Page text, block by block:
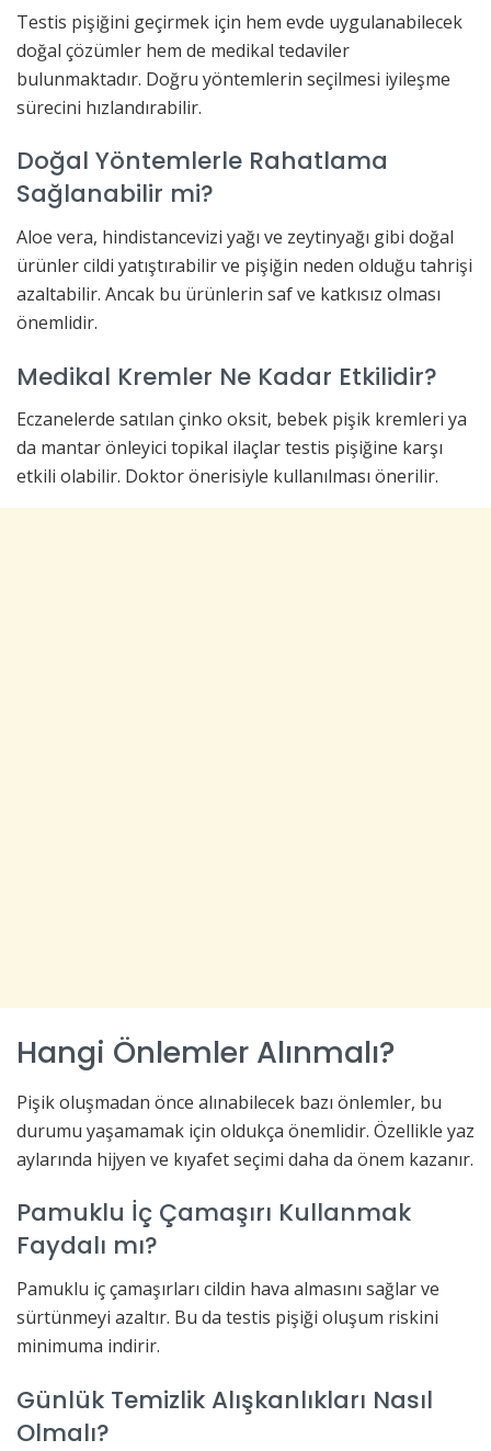
Testis pişiğini geçirmek için hem evde uygulanabilecek
doğal çözümler hem de medikal tedaviler
bulunmaktadır. Doğru yöntemlerin seçilmesi iyileşme
sürecini hızlandırabilir.
Doğal Yöntemlerle Rahatlama
Sağlanabilir mi?
Aloe vera, hindistancevizi yağı ve zeytinyağı gibi doğal
ürünler cildi yatıştırabilir ve pişiğin neden olduğu tahrişi
azaltabilir. Ancak bu ürünlerin saf ve katkısız olması
önemlidir.
Medikal Kremler Ne Kadar Etkilidir?
Eczanelerde satılan çinko oksit, bebek pişik kremleri ya
da mantar önleyici topikal ilaçlar testis pişiğine karşı
etkili olabilir. Doktor önerisiyle kullanılması önerilir.
Hangi Önlemler Alınmalı?
Pişik oluşmadan önce alınabilecek bazı önlemler, bu
durumu yaşamamak için oldukça önemlidir. Özellikle yaz
aylarında hijyen ve kıyafet seçimi daha da önem kazanır.
Pamuklu İç Çamaşırı Kullanmak
Faydalı mı?
Pamuklu iç çamaşırları cildin hava almasını sağlar ve
sürtünmeyi azaltır. Bu da testis pişiği oluşum riskini
minimuma indirir.
Günlük Temizlik Alışkanlıkları Nasıl
Olmalı?